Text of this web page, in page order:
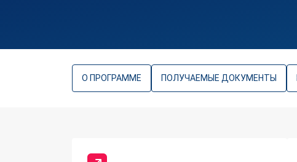
О ПРОГРАММЕ ПОЛУЧАЕМЫЕ ДОКУМЕНТЫ